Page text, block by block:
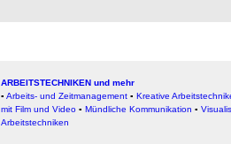
ARBEITSTECHNIKEN und mehr
▪ Arbeits- und Zeitmanagement ▪ Kreative
mit Film und Video ▪ Mündliche Kommunikation ▪
Arbeitstechniken